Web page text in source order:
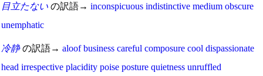
目立たない の訳語→ inconspicuous indistinctive medium obscure
unemphatic
冷静の訳語→ aloof business careful composure cool dispassionate
head irrespective placidity poise posture quietness unruffled